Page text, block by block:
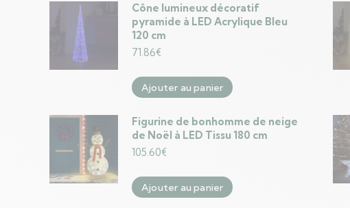
Cône lumineux décoratif
pyramide à LED Acrylique Bleu
120 cm
71.86€
Ajouter au panier
Figurine de bonhomme de neige
de Noël à LED Tissu 180 cm
105.60€
Ajouter au panier